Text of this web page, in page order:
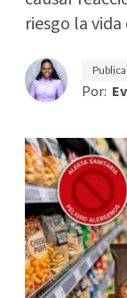
riesgo la
Por: